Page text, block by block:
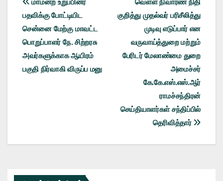
Post
navigation
குறித்து முதல்வர் பரிசீலித்து
முடிவு எடுப்பார் என
வருவாய்த்துறை மற்றும்
பேரிடர் மேலாண்மை துறை
அமைச்சர்
கே.கே.எஸ்.எஸ்.ஆர்
ராமச்சந்திரன்
செய்தியாளர்கள் சந்திப்பில்
தெரிவித்தார்
பதவிக்கு போட்டியிட
சென்னை மேற்கு மாவட்ட
பொறுப்பாளர் நே. சிற்றரசு
அவர்களுக்காக ஆயிரம்
பகுதி நிர்வாகி விருப்ப மனு